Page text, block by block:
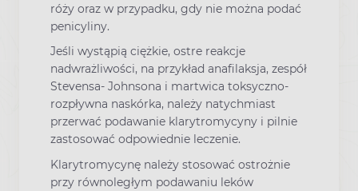
róży oraz w przypadku, gdy nie można podać
penicyliny.
Jeśli wystąpią ciężkie, ostre reakcje
nadwrażliwości, na przykład anafilaksja, zespół
Stevensa- Johnsona i martwica toksyczno-
rozpływna naskórka, należy natychmiast
przerwać podawanie klarytromycyny i pilnie
zastosować odpowiednie leczenie.
Klarytromycynę należy stosować ostrożnie
przy równoległym podawaniu leków